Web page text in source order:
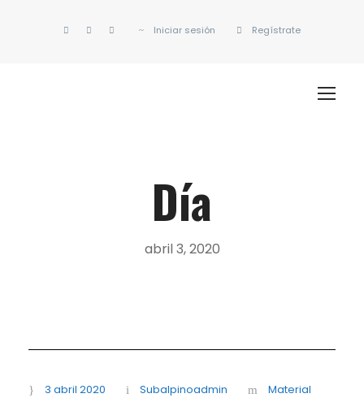
Iniciar sesión Regístrate
Día
abril 3, 2020
3 abril 2020 Subalpinoadmin Material